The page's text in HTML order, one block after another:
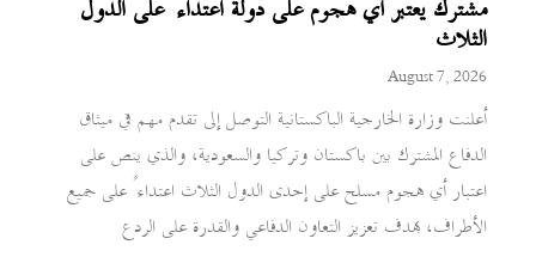
مشترك يعتبر أي هجوم على دولة اعتداءً على الدول
الثلاث
August 7, 2026
أعلنت وزارة الخارجية الباكستانية التوصل إلى تقدم مهم في ميثاق
الدفاع المشترك بين باكستان وتركيا والسعودية، والذي ينص على
اعتبار أي هجوم مسلح على إحدى الدول الثلاث اعتداءً على جميع
الأطراف، بهدف تعزيز التعاون الدفاعي والقدرة على الردع